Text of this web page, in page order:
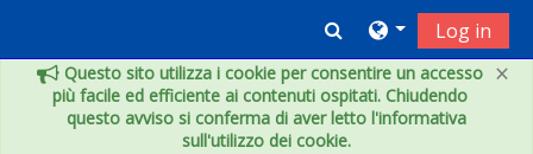
×
Questo sito utilizza i cookie per consentire un accesso
più facile ed efficiente ai contenuti ospitati. Chiudendo
questo avviso si conferma di aver letto l'informativa
sull'utilizzo dei cookie.
Toggle search
Log in